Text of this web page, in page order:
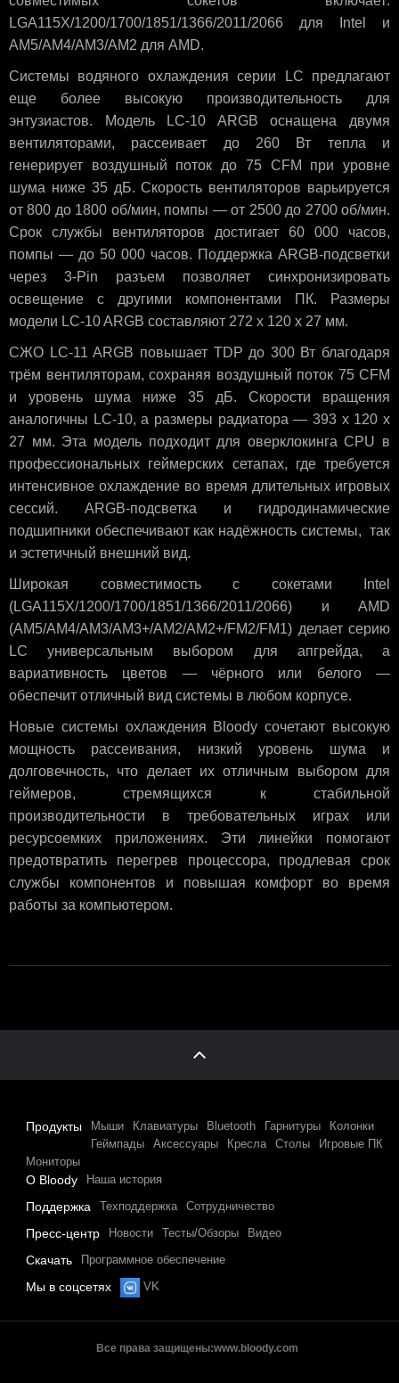
LGA115X/1200/1700/1851/1366/2011/2066 для Intel и
AM5/AM4/AM3/AM2 для AMD.
Системы водяного охлаждения серии LC предлагают
еще более высокую производительность для
энтузиастов. Модель LC-10 ARGB оснащена двумя
вентиляторами, рассеивает до 260 Вт тепла и
генерирует воздушный поток до 75 CFM при уровне
шума ниже 35 дБ. Скорость вентиляторов варьируется
от 800 до 1800 об/мин, помпы — от 2500 до 2700 об/мин.
Срок службы вентиляторов достигает 60 000 часов,
помпы — до 50 000 часов. Поддержка ARGB-подсветки
через 3-Pin разъем позволяет синхронизировать
освещение с другими компонентами ПК. Размеры
модели LC-10 ARGB составляют 272 x 120 x 27 мм.
СЖО LC-11 ARGB повышает TDP до 300 Вт благодаря
трём вентиляторам, сохраняя воздушный поток 75 CFM
и уровень шума ниже 35 дБ. Скорости вращения
аналогичны LC-10, а размеры радиатора — 393 x 120 x
27 мм. Эта модель подходит для оверклокинга CPU в
профессиональных геймерских сетапах, где требуется
интенсивное охлаждение во время длительных игровых
сессий. ARGB-подсветка и гидродинамические
подшипники обеспечивают как надёжность системы, так
и эстетичный внешний вид.
Широкая совместимость с сокетами Intel
(LGA115X/1200/1700/1851/1366/2011/2066) и AMD
(AM5/AM4/AM3/AM3+/AM2/AM2+/FM2/FM1) делает серию
LC универсальным выбором для апгрейда, а
вариативность цветов — чёрного или белого —
обеспечит отличный вид системы в любом корпусе.
Новые системы охлаждения Bloody сочетают высокую
мощность рассеивания, низкий уровень шума и
долговечность, что делает их отличным выбором для
геймеров, стремящихся к стабильной
производительности в требовательных играх или
ресурсоемких приложениях. Эти линейки помогают
предотвратить перегрев процессора, продлевая срок
службы компонентов и повышая комфорт во время
работы за компьютером.
Продукты Мыши Клавиатуры Bluetooth Гарнитуры
Колонки
Геймпады
Аксессуары Кресла Столы
Игровые ПК
Мониторы
О Bloody Наша история
Поддержка Техподдержка Сотрудничество
Пресс-центр Новости Тесты/Обзоры Видео
Скачать Программное обеспечение
Мы в соцсетях VK
Все права защищены:www.bloody.com